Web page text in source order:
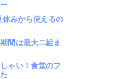
みから使えるの
間は最大二組ま
ゃい！食堂のフ